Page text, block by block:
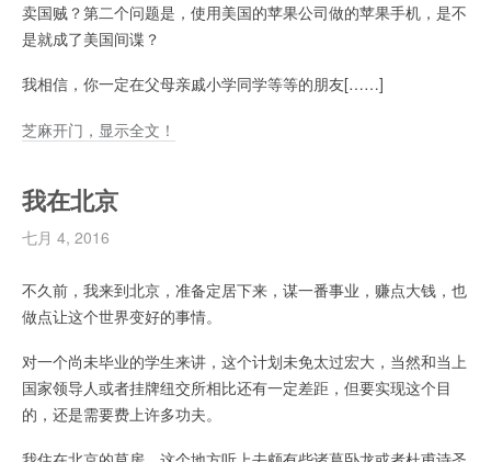
卖国贼？第二个问题是，使用美国的苹果公司做的苹果手机，是不
是就成了美国间谍？
我相信，你一定在父母亲戚小学同学等等的朋友[……]
芝麻开门，显示全文！
我在北京
七月 4, 2016
不久前，我来到北京，准备定居下来，谋一番事业，赚点大钱，也
做点让这个世界变好的事情。
对一个尚未毕业的学生来讲，这个计划未免太过宏大，当然和当上
国家领导人或者挂牌纽交所相比还有一定差距，但要实现这个目
的，还是需要费上许多功夫。